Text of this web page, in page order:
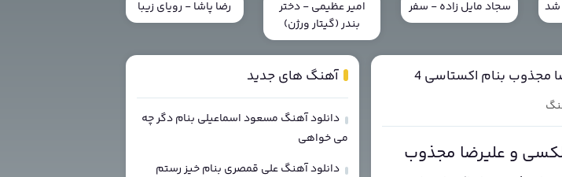
شد سجاد مایل زاده - سفر
امیر عظیمی - دختر
بندر (گیتار ورژن)
رضا پاشا - رویای زیبا
مجذوب بنام اکستاسی 4 آهنگ های جدید
دانلود آهنگ مسعود اسماعیلی بنام دگر چه
می خواهی
دانلود آهنگ علی قمصری بنام خیز رستم